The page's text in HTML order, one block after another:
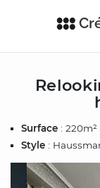
Surface : 220m²
Style :